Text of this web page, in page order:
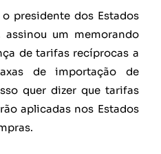
presidente dos Estados
assinou um memorando
de tarifas recíprocas a
de importação de
quer dizer que tarifas
aplicadas nos Estados